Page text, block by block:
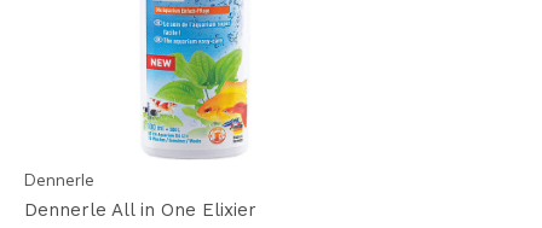
Dennerle
Dennerle All in One Elixier